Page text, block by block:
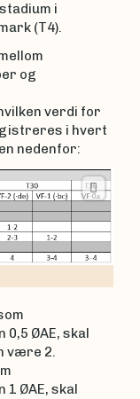
i
(T4).
og
verdi for
i hvert
nedenfor:
ØAE, skal
være 2.
1 ØAE, skal